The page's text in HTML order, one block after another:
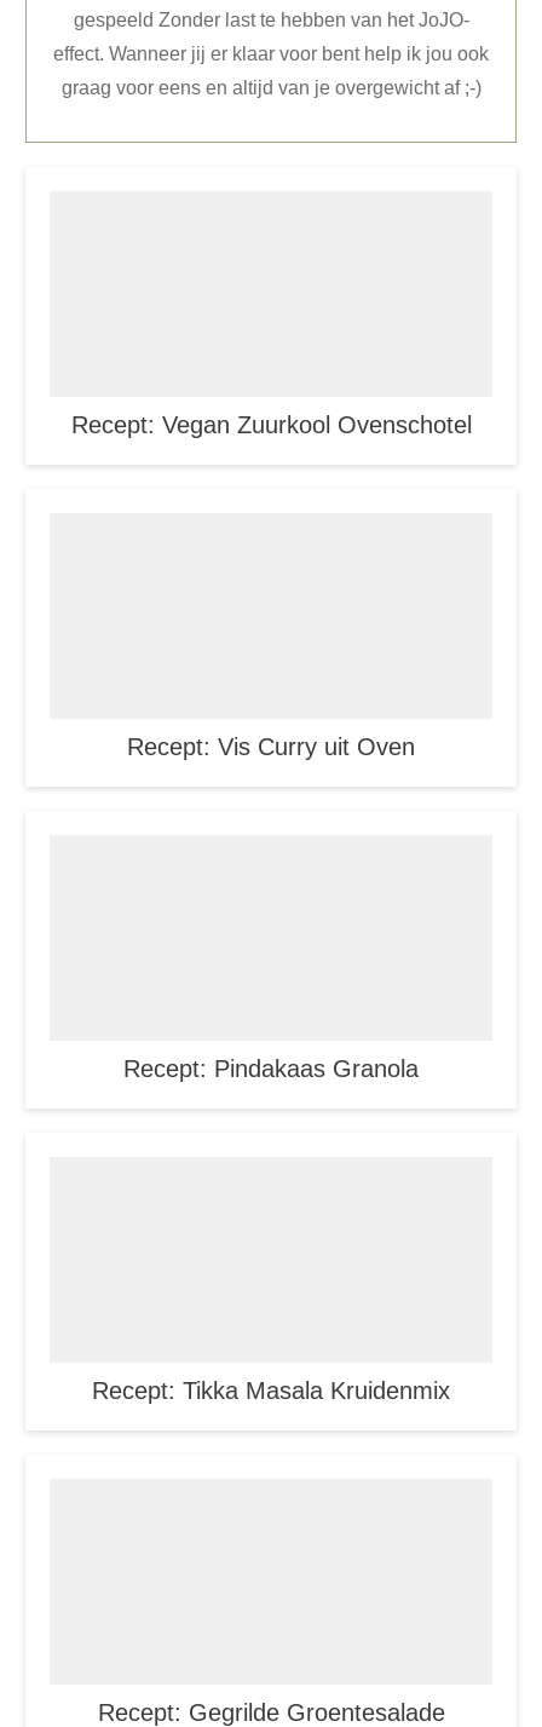
gespeeld Zonder last te hebben van het JoJO-
effect. Wanneer jij er klaar voor bent help ik jou ook
graag voor eens en altijd van je overgewicht af ;-)
Recept: Vegan Zuurkool Ovenschotel
Recept: Vis Curry uit Oven
Recept: Pindakaas Granola
Recept: Tikka Masala Kruidenmix
Recept: Gegrilde Groentesalade